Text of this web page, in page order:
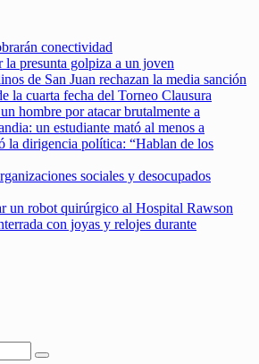
conectividad
presunta golpiza a un joven
de San Juan rechazan la media sanción
la cuarta fecha del Torneo Clausura
hombre por atacar brutalmente a
un estudiante mató al menos a
la dirigencia política: “Hablan de los
sociales y desocupados
un robot quirúrgico al Hospital Rawson
con joyas y relojes durante